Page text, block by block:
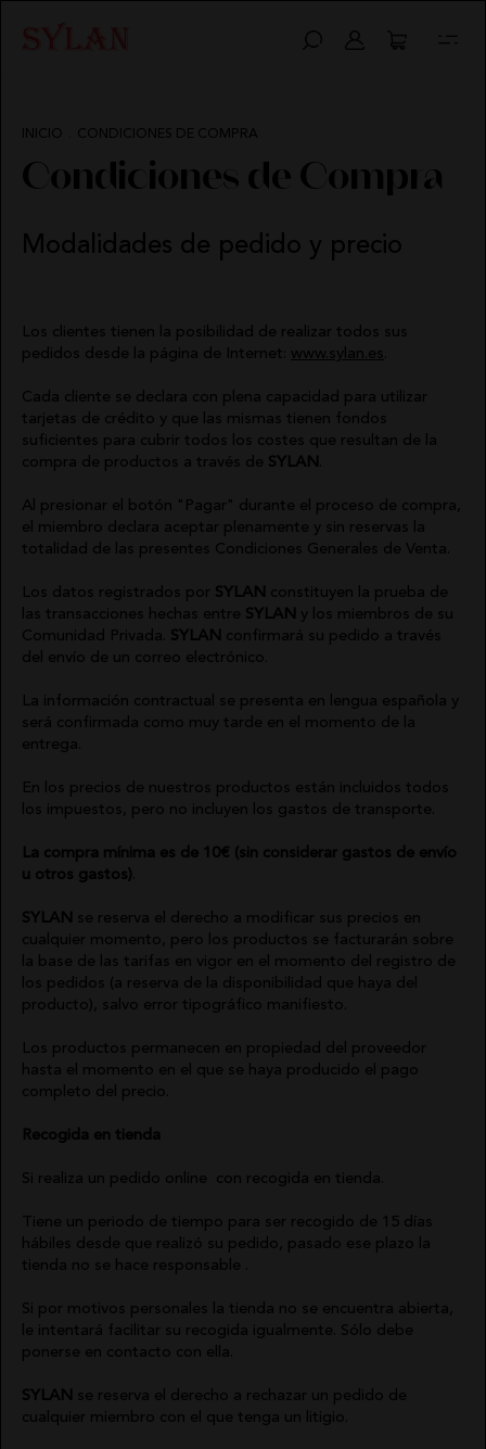
INICIO CONDICIONES DE COMPRA
Condiciones de Compra
Modalidades de pedido y precio
Los clientes tienen la posibilidad de realizar todos sus
pedidos desde la página de Internet: www.sylan.es
Cada cliente se declara con plena capacidad para utilizar
tarjetas de crédito y que las mismas tienen fondos
suficientes para cubrir todos los costes que resultan de la
compra de productos a través de SYLAN
Al presionar el botón "Pagar" durante el proceso de compra,
el miembro declara aceptar plenamente y sin reservas la
totalidad de las presentes Condiciones Generales de Venta.
Los datos registrados por SYLAN constituyen la prueba de
las transacciones hechas entre SYLAN y los miembros de su
Comunidad Privada. SYLAN confirmará su pedido a través
del envío de un correo electrónico.
La información contractual se presenta en lengua española y
será confirmada como muy tarde en el momento de la
entrega.
En los precios de nuestros productos están incluidos todos
los impuestos, pero no incluyen los gastos de transporte.
La compra mínima es de 10€ (sin considerar gastos de envío
u otros gastos)
SYLAN se reserva el derecho a modificar sus precios en
cualquier momento, pero los productos se facturarán sobre
la base de las tarifas en vigor en el momento del registro de
los pedidos (a reserva de la disponibilidad que haya del
producto), salvo error tipográfico manifiesto.
Los productos permanecen en propiedad del proveedor
hasta el momento en el que se haya producido el pago
completo del precio.
Recogida en tienda
Si realiza un pedido online con recogida en tienda.
Tiene un periodo de tiempo para ser recogido de 15 días
hábiles desde que realizó su pedido, pasado ese plazo la
tienda no se hace responsable .
Si por motivos personales la tienda no se encuentra abierta,
le intentará facilitar su recogida igualmente. Sólo debe
ponerse en contacto con ella.
SYLAN se reserva el derecho a rechazar un pedido de
cualquier miembro con el que tenga un litigio.
ABRIGOS
CHAQUETAS
PONCHOS
CALZADO
CAMISETAS
SUDADERAS
FALDAS
CARDIGANS
PANTALONES
CALZADO
HIGHLY
PREPPY
CARHER
HORNEROS
LOCO
NOCO
ANIMOSA
QUIÉNES
DE
TARJETAS
REGALO
CONTACTO
AVISO
LEGAL
CAMISAS
CHAQUETAS
PONCHOS
TOPS
CAMISETAS
SUDADERAS
FALDAS
CARDIGANS
PANTALONES
PETOS
BUZOS
VESTIDOS
CHALECO
CONJUNTOS
CINTURONES
FAJINES
PAÑUELOS
VESTIDOS
CAMALEÓNICA
BSB
CARHER
CARMEN HORNEROS
LOCO LUXO
IBIZA STONES
NOCO
NEMONIC
ANGEL DE LA GUARDA
PITI CUITI
MOCLAN
MASAVI
URBANCODE
ELISABETTA FRANCHI
GUTS AND LOVE
MARTÉ
POLÍTICA DE ENVÍOS
CAMBIOS Y DEVOLUCIONES
MIS PEDIDOS
POLÍTICA DE PRIVACIDAD
CONDICIONES DE COMPRA
POLÍTICA DE COOKIES